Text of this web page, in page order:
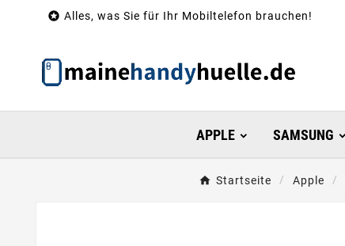
 Alles, was Sie für Ihr Mobiltelefon brauchen!
APPLE SAMSUNG
Startseite Apple